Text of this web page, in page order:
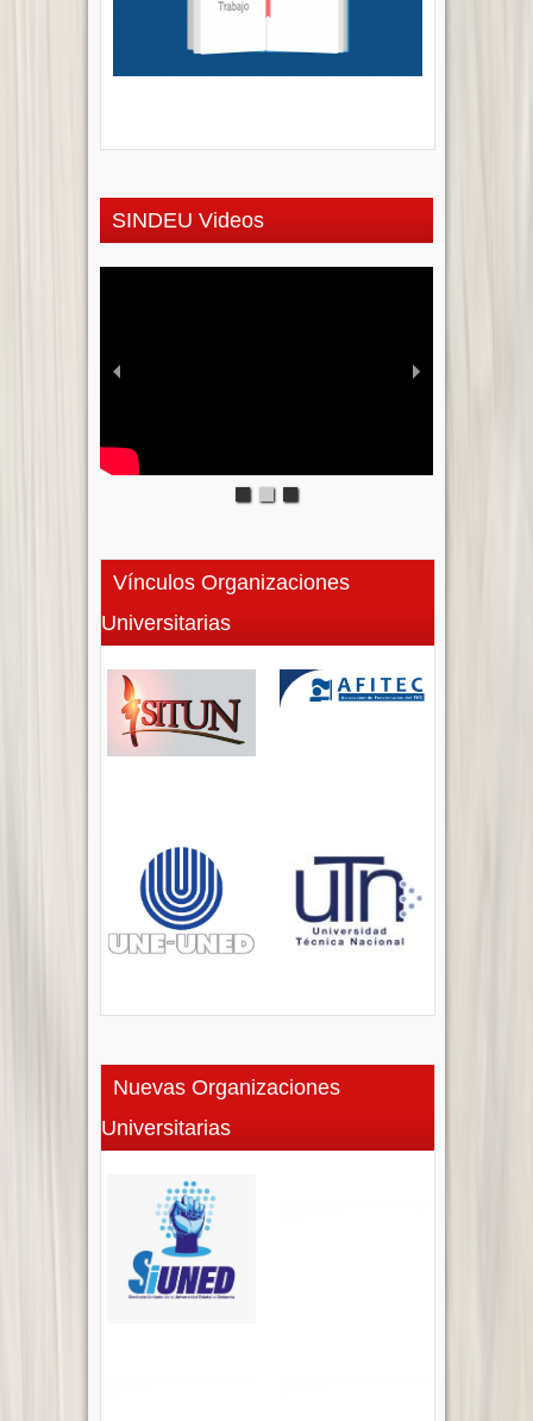
SINDEU Videos
Vínculos Organizaciones
Universitarias
Nuevas Organizaciones
Universitarias